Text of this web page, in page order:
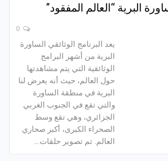
البرية “العالم المفقود”
يعد البرنامج الوثائقي الساورة
البرية من أشهر البرامج
الوثائقية التي يتم مشاهدتها
حول العالم، حيث أنه يعرض لنا
البرية في منطقة الساورة
والتي تقع في الجنوب الغربي
الجزائري، وهي تقع وسط
الصحراء الكبرى، أكبر صحاري
العالم. تم تصوير حلقات…